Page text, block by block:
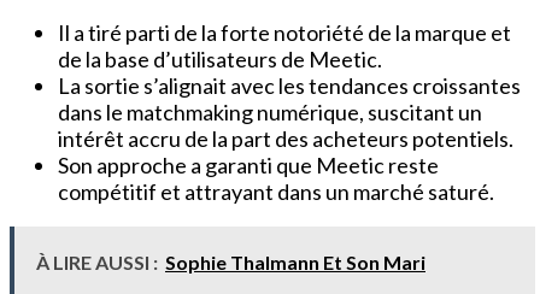
Il a tiré parti de la forte notoriété de la marque et
de la base d’utilisateurs de Meetic.
La sortie s’alignait avec les tendances croissantes
dans le matchmaking numérique, suscitant un
intérêt accru de la part des acheteurs potentiels.
Son approche a garanti que Meetic reste
compétitif et attrayant dans un marché saturé.
À LIRE AUSSI : Sophie Thalmann Et Son Mari